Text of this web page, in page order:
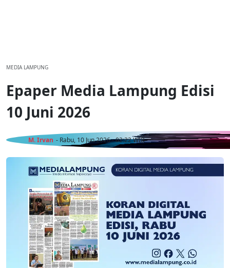
MEDIA LAMPUNG
Epaper Media Lampung Edisi
10 Juni 2026
M. Irvan - Rabu, 10 Jun 2026 - 02:22 WIB